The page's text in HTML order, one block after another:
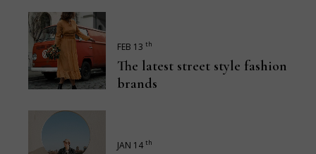
FEB 13 th
The latest street style fashion
brands
JAN 14 th